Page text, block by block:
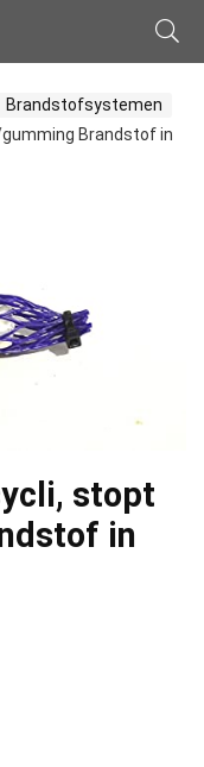
Brandstofsystemen
Brandstof in
stopt
in